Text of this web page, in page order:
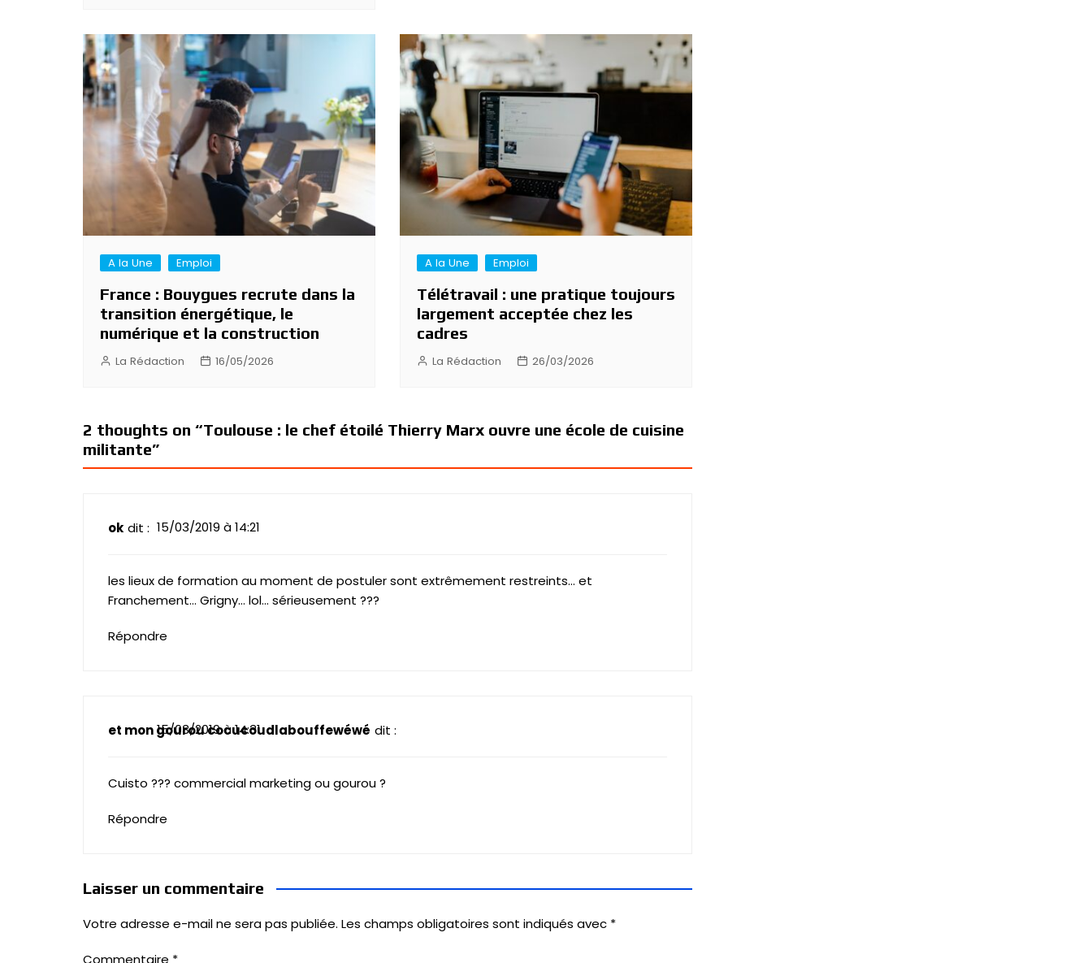
A la Une Emploi
France : Bouygues recrute dans la
transition énergétique, le
numérique et la construction
La Rédaction 16/05/2026
A la Une Emploi
Télétravail : une pratique toujours
largement acceptée chez les
cadres
La Rédaction 26/03/2026
2 thoughts on “Toulouse : le chef étoilé Thierry Marx ouvre une école de cuisine
militante”
ok dit : 15/03/2019 à 14:21
les lieux de formation au moment de postuler sont extrêmement restreints… et
Franchement… Grigny… lol… sérieusement ???
Répondre
et mon gourou cocucoudlabouffewéwé dit :
15/03/2019 à 14:31
Cuisto ??? commercial marketing ou gourou ?
Répondre
Laisser un commentaire
Votre adresse e-mail ne sera pas publiée. Les champs obligatoires sont indiqués avec *
Commentaire *